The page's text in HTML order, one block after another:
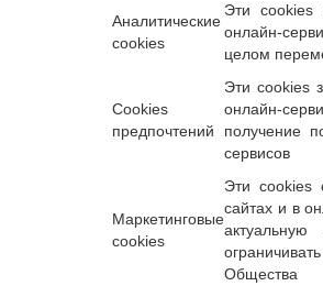
Аналитические
cookies
Эти cookies
онлайн-
целом
Cookies
предпочтений
Эти cookies
онлайн-
получение
сервисов
Маркетинговые
cookies
Эти cookies
сайтах и в
Общества